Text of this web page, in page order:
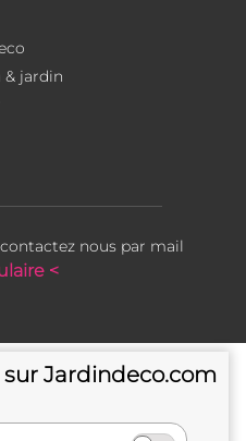
& jardin
nous par mail
<
Jardindeco.com